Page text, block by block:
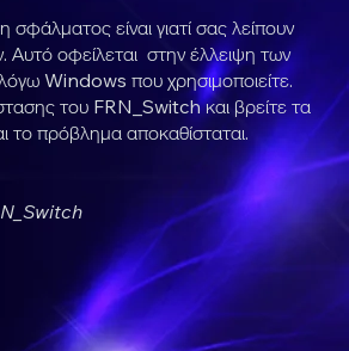
είναι γιατί σας λείπουν
οφείλεται στην έλλειψη των
Windows που χρησιμοποιείτε.
του FRN_Switch και βρείτε τα
πρόβλημα αποκαθίσταται.